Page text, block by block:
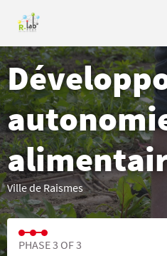
Ville de Raismes
PHASE 3 OF 3